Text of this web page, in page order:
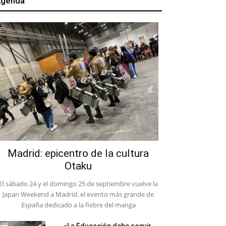
Madrid: epicentro de la cultura
Otaku
sábado 24 y el domingo 25 de septiembre vuelve la
Japan Weekend a Madrid, el evento más grande de
España dedicado a la fiebre del manga